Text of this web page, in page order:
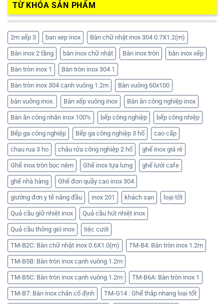
TỪ KHÓA SẢN PHẨM
2m xếp 3 ban xep inox Bàn chữ nhật inox 304 0.7X1.2(m)
Bàn inox 2 tầng bàn inox chữ nhật Bàn inox tròn bàn inox xếp
Bàn tròn inox 1 Bàn tròn inox 304 1
Bàn tròn inox 304 cạnh vuông 1.2m Bàn vuông 60x100
bàn vuông inox. Bàn xếp vuông inox Bàn ăn công nghiệp inox
Bàn ăn công nhân inox 100% bếp công nghiệp bếp công nhiệp
Bếp ga công nghiệp Bếp ga công nghiệp 3 hố cao cấp
chau rua 3 ho chậu rửa công nghiệp 2 hố ghế inox giá rẻ
Ghế inox tròn bọc nệm Ghế inox tựa lưng ghế lưới cafe
ghế nhà hàng Ghế đon quầy cao inox 304
giường đơn y tế nâng đầu inox 201 khách sạn loại tốt
Quả cầu giữ nhiệt inox Quả cầu hút nhiệt inox
Quả cầu thông gió inox tiệc cưới
TM-B2C: Bàn chữ nhật inox 0.6X1.0(m) TM-B4: Bàn tròn inox 1.2m
TM-B5B: Bàn tròn inox cạnh vuông 1.2m
TM-B5C: Bàn tròn inox cạnh vuông 1.2m TM-B6A: Bàn tròn inox 1
TM-B7: Bàn inox chân cố định TM-G14 : Ghế thắp nhang loại tốt